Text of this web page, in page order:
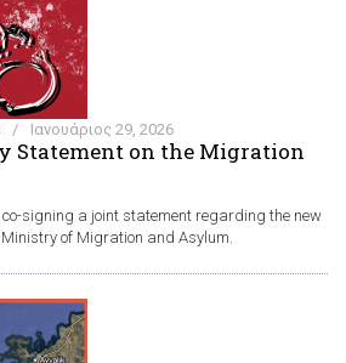
/ Ιανουάριος 29, 2026
Statement on the Migration
signing a joint statement regarding the new
of Migration and Asylum.